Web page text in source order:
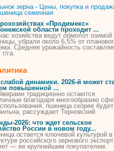
«Продимекс»
области проходит ...
хозяйства ведут обмолот озимой
, убрали около 6,5% от
Средняя урожайность
га.
слабой динамики. 2026-й может
повышенной ...
традиционно остаются
благодаря многообразию
пшеница скорее будет
рассуждает Терновский.
2026: что ждет сельское
России в новом году...
остается ключевой культурой в
российского зернового
— ее крупнейшим покупателем.